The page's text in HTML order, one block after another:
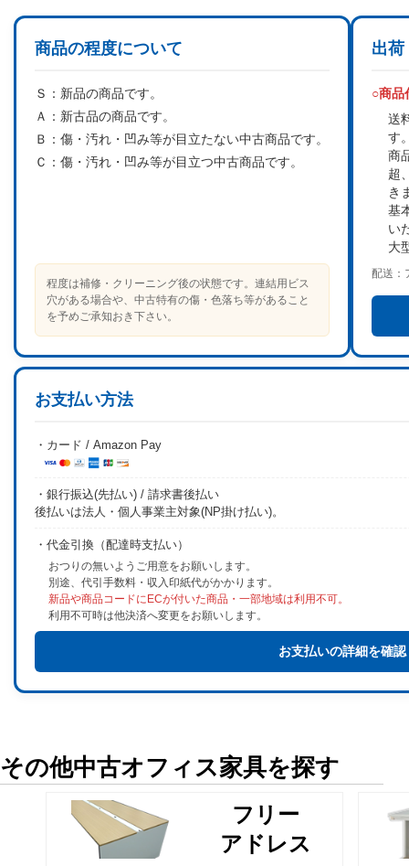
商品の程度について
Ｓ： 新品の商品です。
Ａ： 新古品の商品です。
Ｂ： 傷・汚れ・凹み等が目立たない中古商品です。
Ｃ： 傷・汚れ・凹み等が目立つ中古商品です。
程度は補修・クリーニング後の状態です。連結用ビス
穴がある場合や、中古特有の傷・色落ち等があること
を予めご承知おき下さい。
出荷
○商品
送
す
商
超
き
基
い
大
配送：
お支払い方法
・カード / Amazon Pay
・銀行振込(先払い) / 請求書後払い
後払いは法人・個人事業主対象(NP掛け払い)。
・代金引換（配達時支払い）
おつりの無いようご用意をお願いします。
別途、代引手数料・収入印紙代がかかります。
新品や商品コードにECが付いた商品・一部地域は利用不可。
利用不可時は他決済へ変更をお願いします。
お支払いの詳細を確認
その他中古オフィス家具を探す
フリー
アドレス